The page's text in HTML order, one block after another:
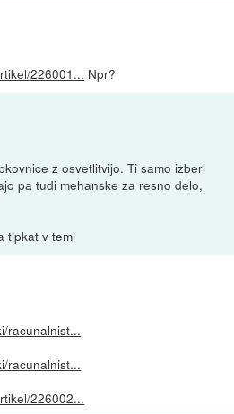
226001... Npr?
z osvetlitvijo. Ti samo izberi
pa tudi mehanske za resno delo,
tipkat v temi
racunalnist...
racunalnist...
226002...